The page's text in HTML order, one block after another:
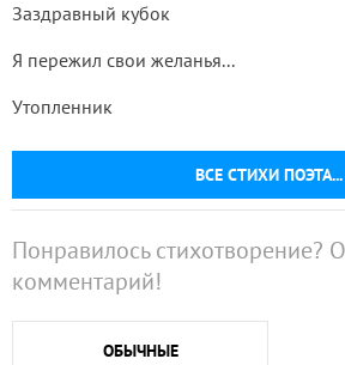
ВСЕ СТИХИ ПОЭТА...
Заздравный кубок
Я пережил свои желанья...
Утопленник
Понравилось стихотворение?
комментарий!
ОБЫЧНЫЕ